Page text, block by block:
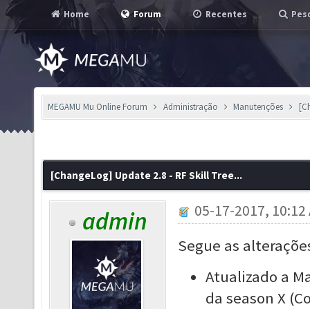
Home Forum Recentes
MEGAMU Mu Online Forum Administração Manutenções
[ChangeLog] Update 2.8 - RF Skill Tree...
admin 05-17-2017, 10:12
Segue as
Atualizado a
da season X